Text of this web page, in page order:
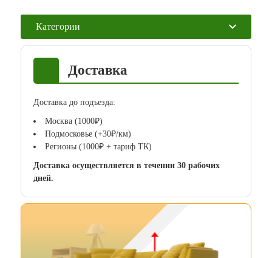
Категории
Доставка
Доставка до подъезда:
Москва (1000₽)
Подмосковье (+30₽/км)
Регионы (1000₽ + тариф ТК)
Доставка осуществляется в течении 30 рабочих
дней.